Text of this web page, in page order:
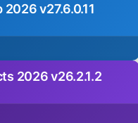
v27.6.0.11
2026 v26.2.1.2